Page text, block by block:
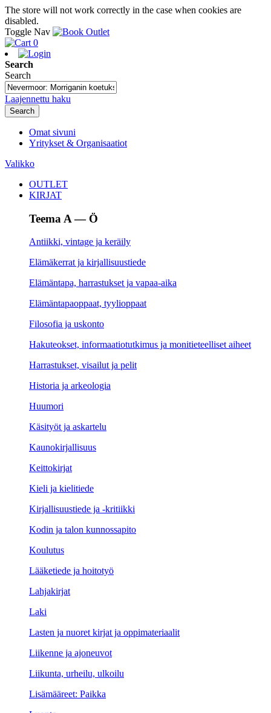
The store will not work correctly in the case when cookies are
disabled.
Toggle Nav
0
Search
Search
Laajennettu haku
Search
Omat sivuni
Yritykset & Organisaatiot
Valikko
OUTLET
KIRJAT
Teema A — Ö
Antiikki, vintage ja keräily
Elämäkerrat ja kirjallisuustiede
Elämäntapa, harrastukset ja vapaa-aika
Elämäntapaoppaat, tyylioppaat
Filosofia ja uskonto
Hakuteokset, informaatiotutkimus ja monitieteelliset aiheet
Harrastukset, visailut ja pelit
Historia ja arkeologia
Huumori
Käsityöt ja askartelu
Kaunokirjallisuus
Keittokirjat
Kieli ja kielitiede
Kirjallisuustiede ja -kritiikki
Kodin ja talon kunnossapito
Koulutus
Lääketiede ja hoitotyö
Lahjakirjat
Laki
Lasten ja nuoret kirjat ja oppimateriaalit
Liikenne ja ajoneuvot
Liikunta, urheilu, ulkoilu
Lisämääreet: Paikka